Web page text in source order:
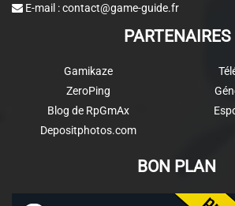
E-mail :contact@game-guide.fr
PARTENAIRES
Gamikaze
ZeroPing
Blog de RpGmAx
Depositphotos.com
BON PLAN